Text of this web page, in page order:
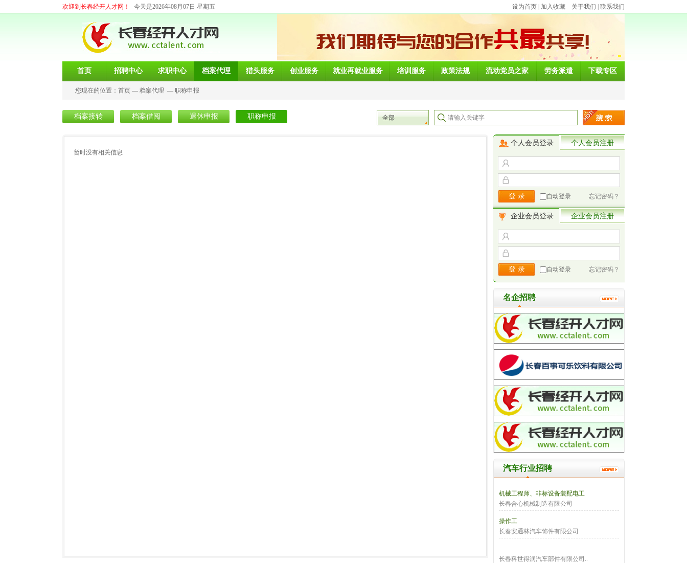
欢迎到长春经开人才网！ 今天是2026年08月07日 星期五 设为首页 加入收藏 关于我们 联系我们
首页 招聘中心 求职中心 档案代理 猎头服务 创业服务 就业再就业服务 培训服务 政策法规 流动党员之家 劳务派遣 下载专区
您现在的位置： 首页 — 档案代理 — 职称申报
档案接转 档案借阅 退休申报 职称申报 全部
暂时没有相关信息
个人会员登录 个人会员注册
自动登录 忘记密码？
企业会员登录 企业会员注册
自动登录 忘记密码？
名企招聘
汽车行业招聘
机械工程师、非标设备装配电工
长春合心机械制造有限公司
操作工
长春安通林汽车饰件有限公司
长春科世得润汽车部件有限公司..